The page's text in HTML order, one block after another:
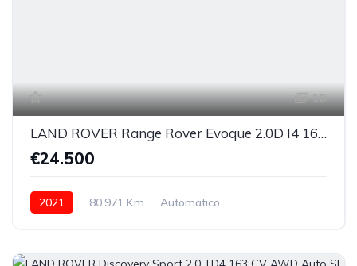
10
LAND ROVER Range Rover Evoque 2.0D I4 163 CV AWD Auto
€24.500
2021 80.971 Km
Automatico